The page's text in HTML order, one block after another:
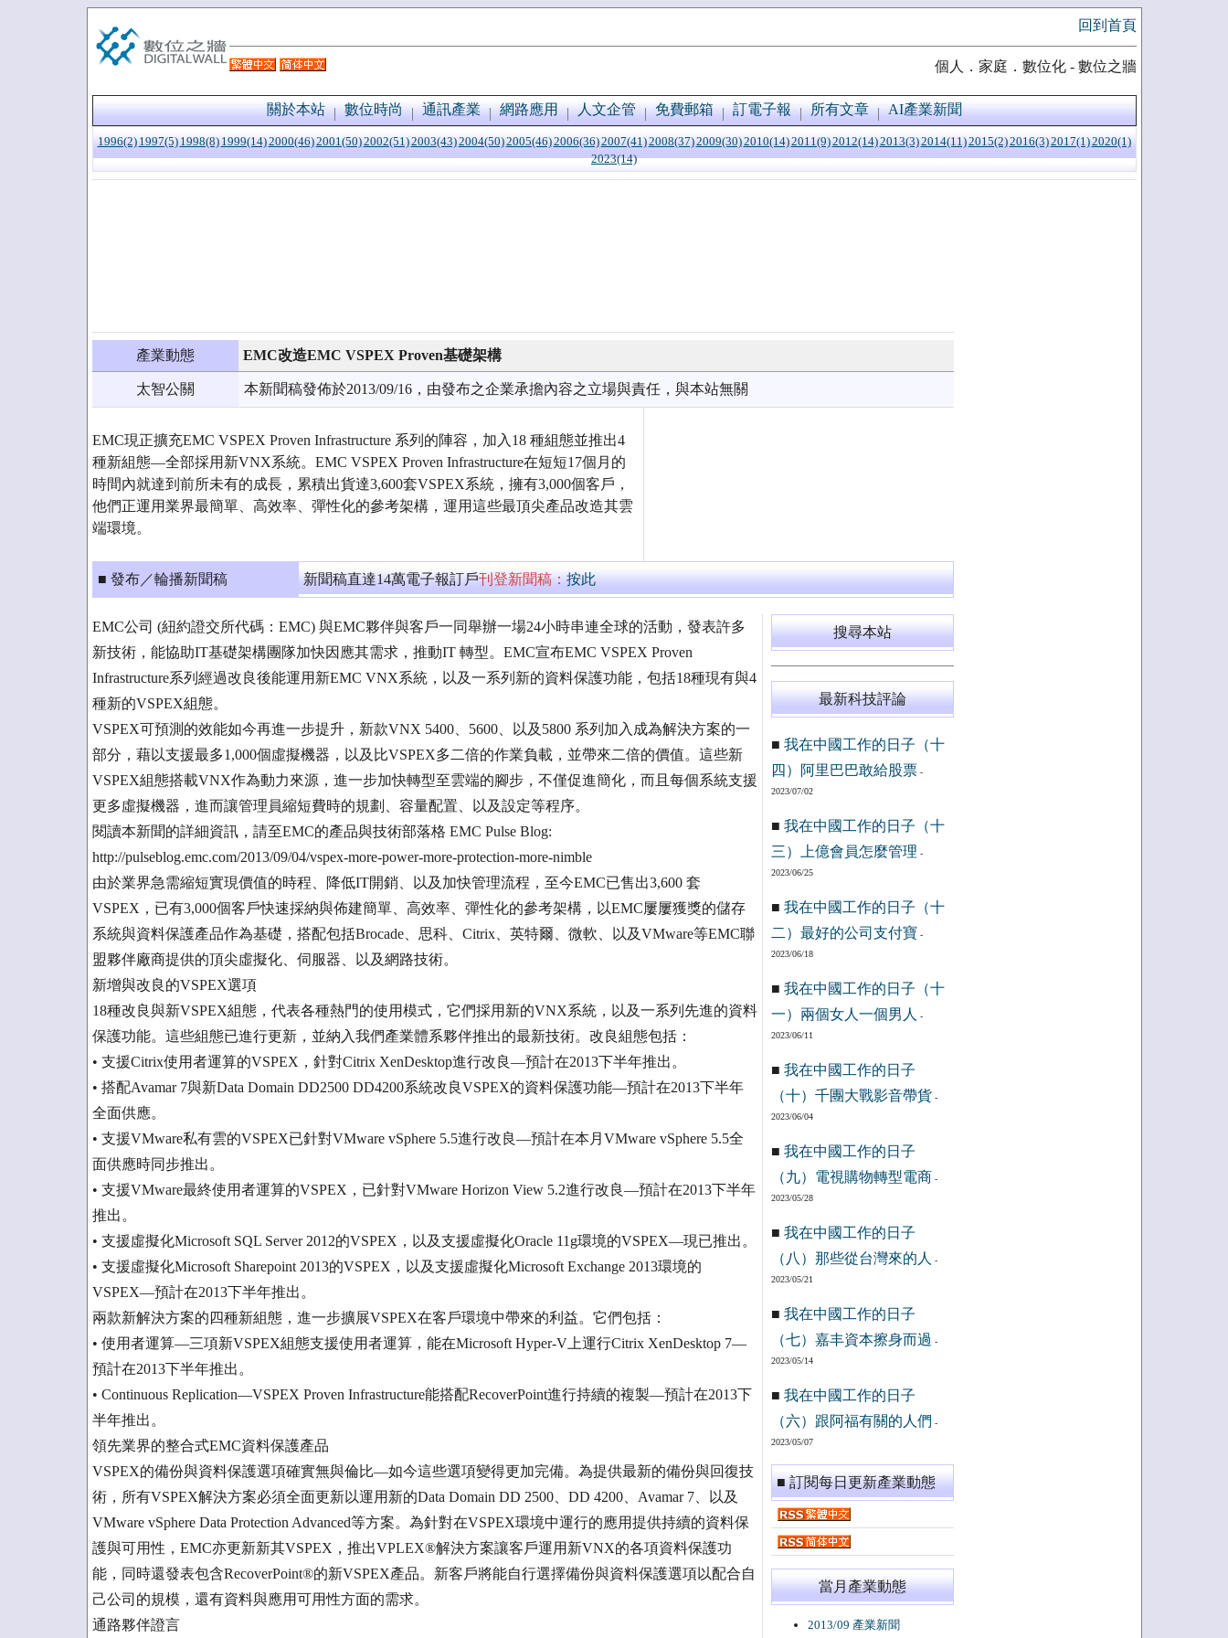
回到首頁
個人．家庭．數位化 - 數位之牆
關於本站 數位時尚 通訊產業 網路應用 人文企管 免費郵箱 訂電子報 所有文章 AI產業新聞
1996(2) 1997(5) 1998(8) 1999(14)2000(46)2001(50)2002(51)2003(43)2004(50)2005(46)2006(36)2007(41)2008(37)2009(30)2010(14)2011(9)2012(14)2013(3)2014(11)2015(2)2016(3)2017(1)2020(1)
2023(14)
產業動態 EMC改造EMC VSPEX Proven基礎架構
太智公關 本新聞稿發佈於2013/09/16，由發布之企業承擔內容之立場與責任，與本站無關
EMC現正擴充EMC VSPEX Proven Infrastructure 系列的陣容，加入18 種組態並推出4
種新組態––全部採用新VNX系統。EMC VSPEX Proven Infrastructure在短短17個月的
時間內就達到前所未有的成長，累積出貨達3,600套VSPEX系統，擁有3,000個客戶，
他們正運用業界最簡單、高效率、彈性化的參考架構，運用這些最頂尖產品改造其雲
端環境。
■ 發布／輪播新聞稿 新聞稿直達14萬電子報訂戶刊登新聞稿：按此
EMC公司 (紐約證交所代碼：EMC) 與EMC夥伴與客戶一同舉辦一場24小時串連全球的活動，發表許多
新技術，能協助IT基礎架構團隊加快因應其需求，推動IT 轉型。EMC宣布EMC VSPEX Proven
Infrastructure系列經過改良後能運用新EMC VNX系統，以及一系列新的資料保護功能，包括18種現有與4
種新的VSPEX組態。
VSPEX可預測的效能如今再進一步提升，新款VNX 5400、5600、以及5800 系列加入成為解決方案的一
部分，藉以支援最多1,000個虛擬機器，以及比VSPEX多二倍的作業負載，並帶來二倍的價值。這些新
VSPEX組態搭載VNX作為動力來源，進一步加快轉型至雲端的腳步，不僅促進簡化，而且每個系統支援
更多虛擬機器，進而讓管理員縮短費時的規劃、容量配置、以及設定等程序。
閱讀本新聞的詳細資訊，請至EMC的產品與技術部落格 EMC Pulse Blog:
http://pulseblog.emc.com/2013/09/04/vspex-more-power-more-protection-more-nimble
由於業界急需縮短實現價值的時程、降低IT開銷、以及加快管理流程，至今EMC已售出3,600 套
VSPEX，已有3,000個客戶快速採納與佈建簡單、高效率、彈性化的參考架構，以EMC屢屢獲獎的儲存
系統與資料保護產品作為基礎，搭配包括Brocade、思科、Citrix、英特爾、微軟、以及VMware等EMC聯
盟夥伴廠商提供的頂尖虛擬化、伺服器、以及網路技術。
新增與改良的VSPEX選項
18種改良與新VSPEX組態，代表各種熱門的使用模式，它們採用新的VNX系統，以及一系列先進的資料
保護功能。這些組態已進行更新，並納入我們產業體系夥伴推出的最新技術。改良組態包括：
• 支援Citrix使用者運算的VSPEX，針對Citrix XenDesktop進行改良––預計在2013下半年推出。
• 搭配Avamar 7與新Data Domain DD2500 DD4200系統改良VSPEX的資料保護功能––預計在2013下半年
全面供應。
• 支援VMware私有雲的VSPEX已針對VMware vSphere 5.5進行改良––預計在本月VMware vSphere 5.5全
面供應時同步推出。
• 支援VMware最終使用者運算的VSPEX，已針對VMware Horizon View 5.2進行改良––預計在2013下半年
推出。
• 支援虛擬化Microsoft SQL Server 2012的VSPEX，以及支援虛擬化Oracle 11g環境的VSPEX––現已推出。
• 支援虛擬化Microsoft Sharepoint 2013的VSPEX，以及支援虛擬化Microsoft Exchange 2013環境的
VSPEX––預計在2013下半年推出。
兩款新解決方案的四種新組態，進一步擴展VSPEX在客戶環境中帶來的利益。它們包括：
• 使用者運算––三項新VSPEX組態支援使用者運算，能在Microsoft Hyper-V上運行Citrix XenDesktop 7––
預計在2013下半年推出。
• Continuous Replication––VSPEX Proven Infrastructure能搭配RecoverPoint進行持續的複製––預計在2013下
半年推出。
領先業界的整合式EMC資料保護產品
VSPEX的備份與資料保護選項確實無與倫比––如今這些選項變得更加完備。為提供最新的備份與回復技
術，所有VSPEX解決方案必須全面更新以運用新的Data Domain DD 2500、DD 4200、Avamar 7、以及
VMware vSphere Data Protection Advanced等方案。為針對在VSPEX環境中運行的應用提供持續的資料保
護與可用性，EMC亦更新新其VSPEX，推出VPLEX®解決方案讓客戶運用新VNX的各項資料保護功
能，同時還發表包含RecoverPoint®的新VSPEX產品。新客戶將能自行選擇備份與資料保護選項以配合自
己公司的規模，還有資料與應用可用性方面的需求。
通路夥伴證言
搜尋本站
最新科技評論
■ 我在中國工作的日子（十
四）阿里巴巴敢給股票-
2023/07/02
■ 我在中國工作的日子（十
三）上億會員怎麼管理 -
2023/06/25
■ 我在中國工作的日子（十
二）最好的公司支付寶 -
2023/06/18
■ 我在中國工作的日子（十
一）兩個女人一個男人
-
2023/06/11
■ 我在中國工作的日子
（十）千團大戰影音帶貨 -
2023/06/04
■ 我在中國工作的日子
（九）電視購物轉型電商 -
2023/05/28
■ 我在中國工作的日子
（八）那些從台灣來的人
-
2023/05/21
■ 我在中國工作的日子
（七）嘉丰資本擦身而過 -
2023/05/14
■ 我在中國工作的日子
（六）跟阿福有關的人們 -
2023/05/07
■ 訂閱每日更新產業動態
當月產業動態
2013/09 產業新聞